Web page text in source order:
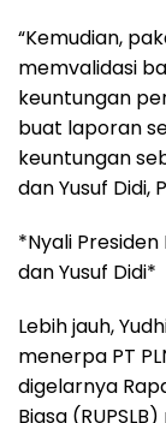
“Kemudian,
memvalidasi
keuntungan
buat laporan
keuntungan
dan Yusuf Didi,
*Nyali
dan Yusuf Didi*
Lebih jauh,
menerpa PT
digelarnya
Biasa